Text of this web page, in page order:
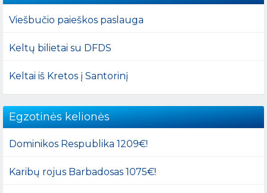
Viešbučio paieškos paslauga
Keltų bilietai su DFDS
Keltai iš Kretos į Santorinį
Egzotinės kelionės
Dominikos Respublika 1209€!
Karibų rojus Barbadosas 1075€!